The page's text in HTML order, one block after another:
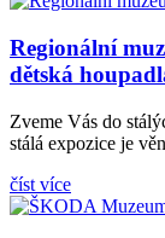
Regionální
dětská
Zveme Vás do
stálá expozice je
číst více